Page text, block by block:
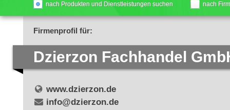
nach Produkten und Dienstleistungen suchen nach
Firmenprofil für:
Dzierzon Fachhandel
www.dzierzon.de
info@dzierzon.de